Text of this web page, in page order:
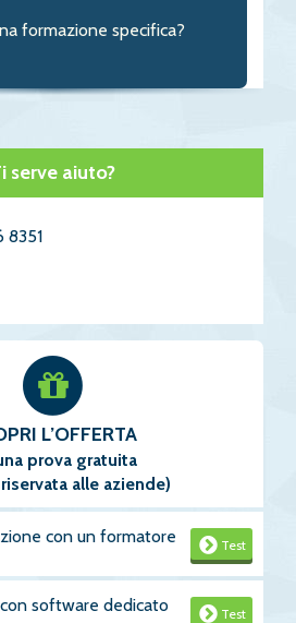
formazione specifica?
serve aiuto?
8351
L’OFFERTA
prova gratuita
alle aziende)
Test
con un formatore
Test
software dedicato